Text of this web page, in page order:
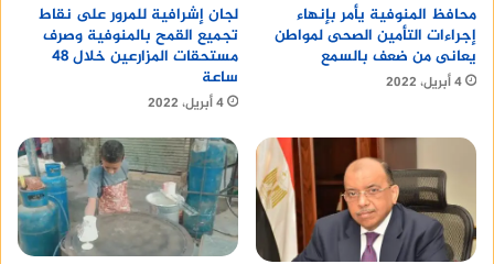
محافظ المنوفية يأمر بإنهاء
إجراءات التأمين الصحى لمواطن
يعانى من ضعف بالسمع
4 أبريل، 2022
لجان إشرافية للمرور على نقاط
تجميع القمح بالمنوفية وصرف
مستحقات المزارعين خلال 48
ساعة
4 أبريل، 2022